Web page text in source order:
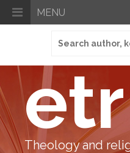
MENU
for:
etr
Theology and